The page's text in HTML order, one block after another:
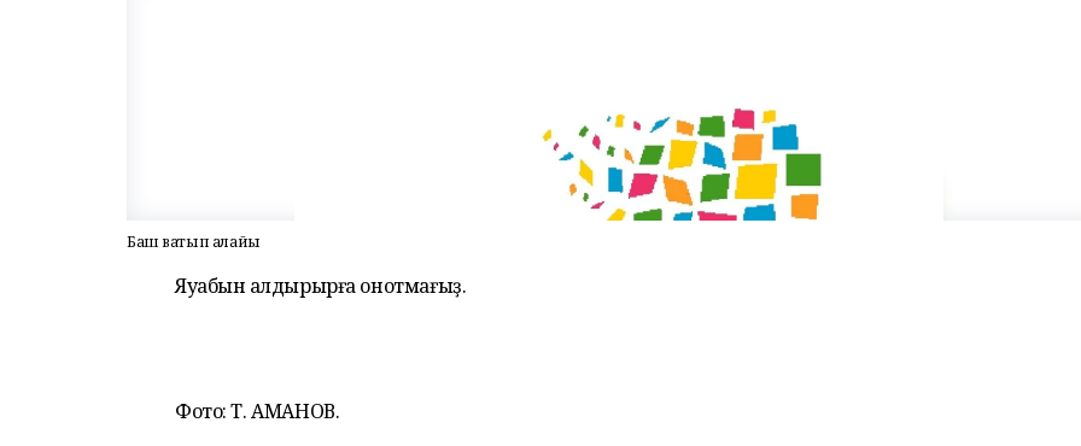
Баш ватып алайыҡ
Яуабын ҡалдырырға онотмағыҙ.
Фото: Т. АМАНОВ.